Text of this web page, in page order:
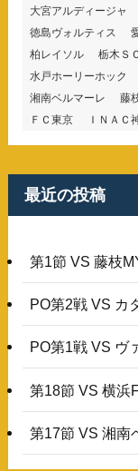
大宮アルディージャ
徳島ヴォルティス
柏レイソル
栃木ＳＣ
水戸ホーリーホック
湘南ベルマーレ
藤
ＦＣ東京
ＩＮＡＣ
最近の投稿
第1節 VS 藤枝
PO第2戦 VS カ
PO第1戦 VS ヴ
第18節 VS 横浜
第17節 VS 湘南